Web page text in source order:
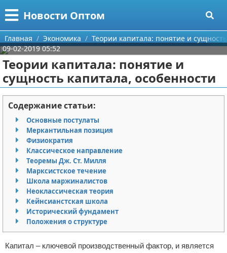
Новости Оптом
Меню
Главная
Категории
Информационные технологии
Автомобили
Знаменитости
Политика
Природа
Философия
Культура
Поиск
О проекте
Контакты
Сотрудничество
Размещение рекламы
Для правообладателей
Условия предоставления информации
Отказ от ответственности
Главная Экономика
Теории капитала: понятие и
09-02-2019 05:52
Теории капитала: понятие и
сущность капитала, особенности
Содержание статьи:
Основные постулаты
Меркантильная позиция
Физиократия
Классическое направление
Теоремы Дж. Ст. Милля
Марксистское течение
Школа маржиналистов
Неоклассическая теория
Кейнсианстская школа
Исторический фундамент
Положения о структуре
Капитал – ключевой производственный фактор, и является